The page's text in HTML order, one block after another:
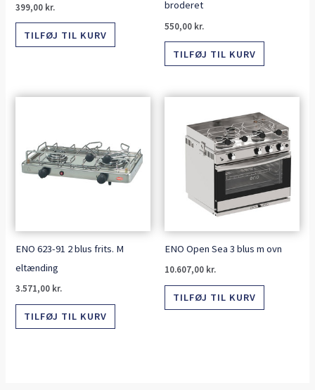
399,00 kr.
TILFØJ TIL KURV
broderet
550,00 kr.
TILFØJ TIL KURV
ENO 623-91 2 blus frits. M
eltænding
3.571,00 kr.
TILFØJ TIL KURV
ENO Open Sea 3 blus m ovn
10.607,00 kr.
TILFØJ TIL KURV